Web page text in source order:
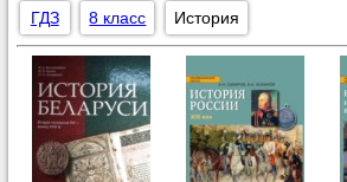
ГДЗ 8 класс История